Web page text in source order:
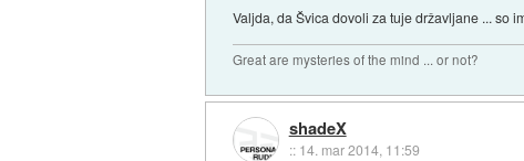
Valjda, da Švica dovoli za tuje državljane ... so
Great are mysteries of the mind ... or not?
shadeX
:: 14. mar 2014, 11:59